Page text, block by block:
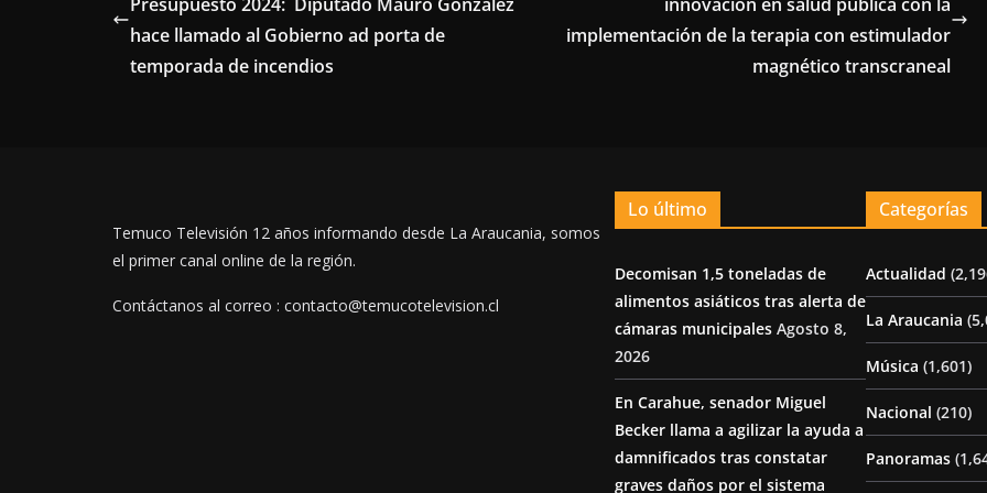
Presupuesto 2024: Diputado Mauro González
hace llamado al Gobierno ad porta de
temporada de incendios
innovación en salud pública con la
implementación de la terapia con estimulador
magnético transcraneal
Temuco Televisión 12 años informando desde La Araucania, somos
el primer canal online de la región.
Contáctanos al correo : contacto@temucotelevision.cl
Lo último
Decomisan 1,5 toneladas de
alimentos asiáticos tras alerta de
cámaras municipales Agosto 8,
2026
En Carahue, senador Miguel
Becker llama a agilizar la ayuda a
damnificados tras constatar
graves daños por el sistema
Categorías
Actualidad
La Araucania
Música (1,601)
Nacional (210)
Panoramas